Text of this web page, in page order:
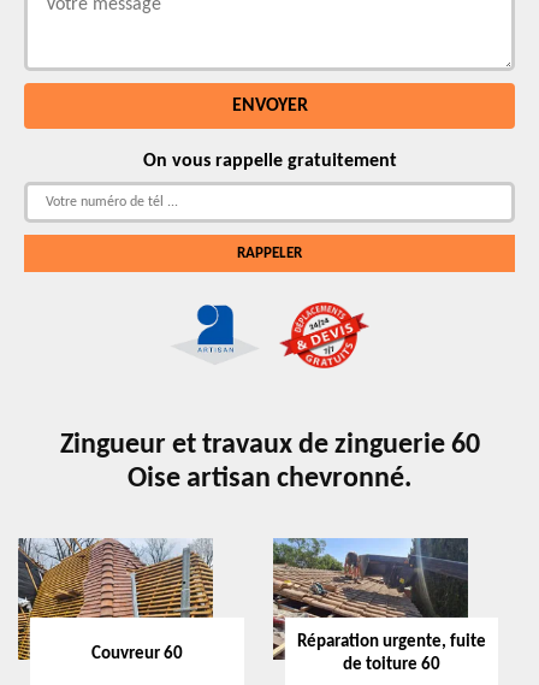
On vous rappelle gratuitement
Zingueur et travaux de zinguerie 60
Oise artisan chevronné.
Couvreur 60
Réparation urgente, fuite
de toiture 60